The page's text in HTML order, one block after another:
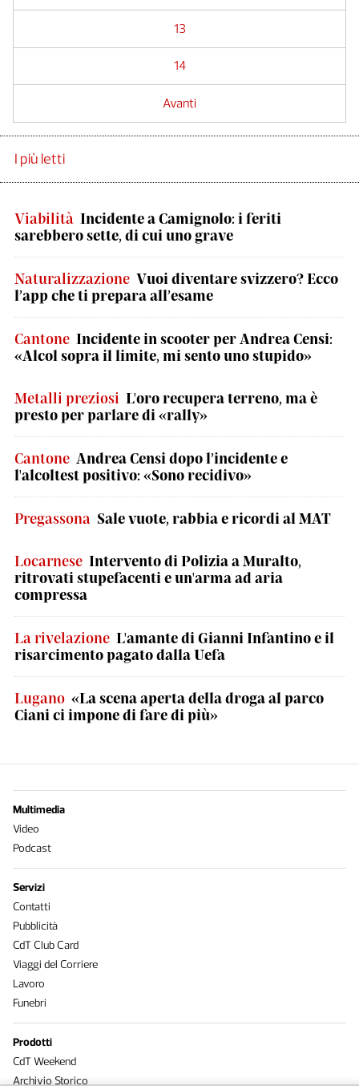
13
14
Avanti
I più letti
Viabilità Incidente a Camignolo: i feriti
sarebbero sette, di cui uno grave
Naturalizzazione Vuoi diventare svizzero? Ecco
l’app che ti prepara all’esame
Cantone Incidente in scooter per Andrea Censi:
«Alcol sopra il limite, mi sento uno stupido»
Metalli preziosi L'oro recupera terreno, ma è
presto per parlare di «rally»
Cantone Andrea Censi dopo l’incidente e
l'alcoltest positivo: «Sono recidivo»
Pregassona Sale vuote, rabbia e ricordi al MAT
Locarnese Intervento di Polizia a Muralto,
ritrovati stupefacenti e un'arma ad aria
compressa
La rivelazione L'amante di Gianni Infantino e il
risarcimento pagato dalla Uefa
Lugano «La scena aperta della droga al parco
Ciani ci impone di fare di più»
Multimedia
Video
Podcast
Servizi
Contatti
Pubblicità
CdT Club Card
Viaggi del Corriere
Lavoro
Funebri
Prodotti
CdT Weekend
Archivio Storico